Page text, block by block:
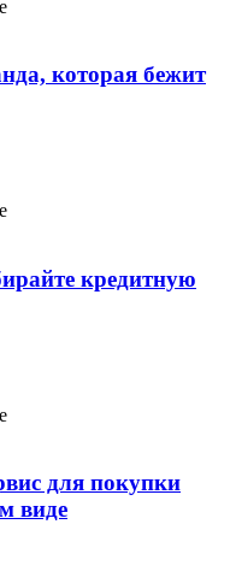
которая бежит
кредитную
для покупки
виде